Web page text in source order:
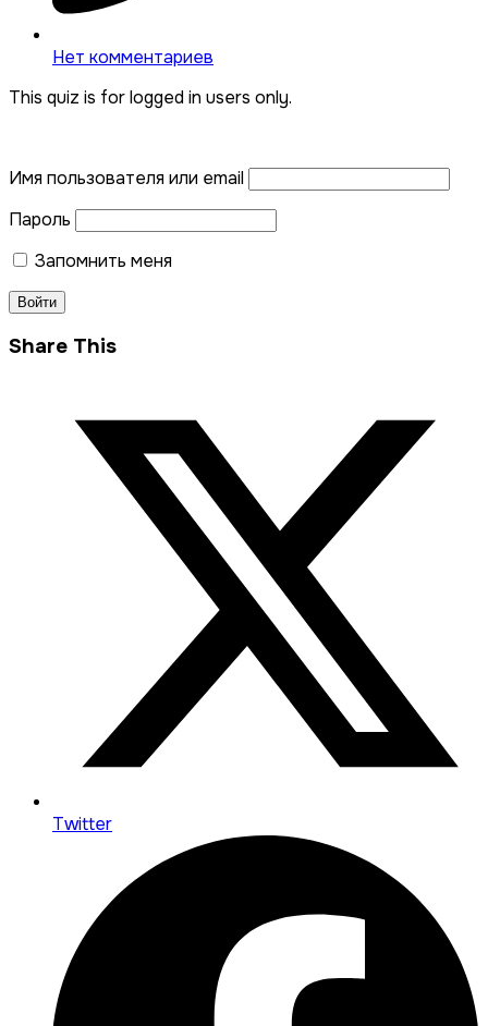
Нет комментариев
This quiz is for logged in users only.
Имя пользователя или email
Пароль
Запомнить меня
Share This
Twitter